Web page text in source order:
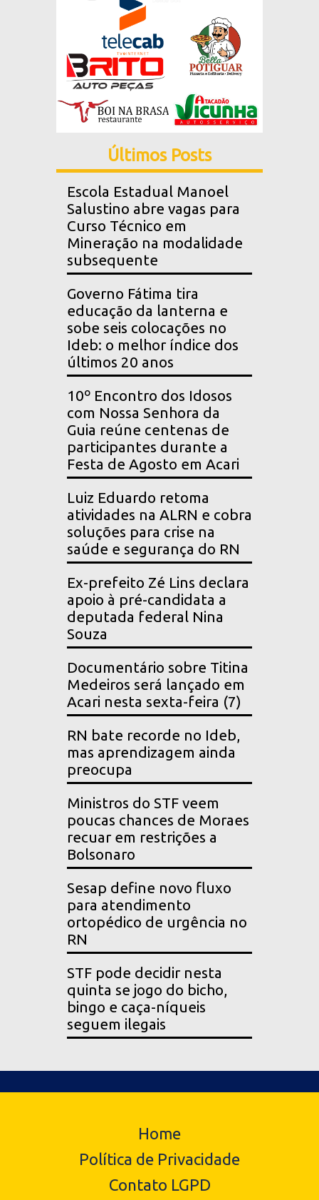
Últimos Posts
Escola Estadual Manoel
Salustino abre vagas para
Curso Técnico em
Mineração na modalidade
subsequente
Governo Fátima tira
educação da lanterna e
sobe seis colocações no
Ideb: o melhor índice dos
últimos 20 anos
10º Encontro dos Idosos
com Nossa Senhora da
Guia reúne centenas de
participantes durante a
Festa de Agosto em Acari
Luiz Eduardo retoma
atividades na ALRN e cobra
soluções para crise na
saúde e segurança do RN
Ex-prefeito Zé Lins declara
apoio à pré-candidata a
deputada federal Nina
Souza
Documentário sobre Titina
Medeiros será lançado em
Acari nesta sexta-feira (7)
RN bate recorde no Ideb,
mas aprendizagem ainda
preocupa
Ministros do STF veem
poucas chances de Moraes
recuar em restrições a
Bolsonaro
Sesap define novo fluxo
para atendimento
ortopédico de urgência no
RN
STF pode decidir nesta
quinta se jogo do bicho,
bingo e caça-níqueis
seguem ilegais
Home
Política de Privacidade
Contato LGPD